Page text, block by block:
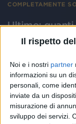
Il rispetto
Noi e i nostri partner
informazioni su un
personali, come
inviate da un
misurazione di
sviluppo dei servizi.
COMPLETAMENTE
Ultimo:
tour negli
L'artista ha
appuntamento
diCristina